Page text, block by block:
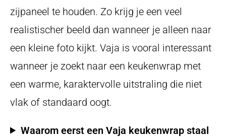
zijpaneel te houden. Zo krijg je een veel
realistischer beeld dan wanneer je alleen naar
een kleine foto kijkt. Vaja is vooral interessant
wanneer je zoekt naar een keukenwrap met
een warme, karaktervolle uitstraling die niet
vlak of standaard oogt.
Waarom eerst een Vaja keukenwrap staal